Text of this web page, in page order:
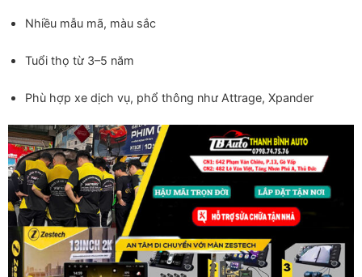
Nhiều mẫu mã, màu sắc
Tuổi thọ từ 3–5 năm
Phù hợp xe dịch vụ, phổ thông như Attrage, Xpander